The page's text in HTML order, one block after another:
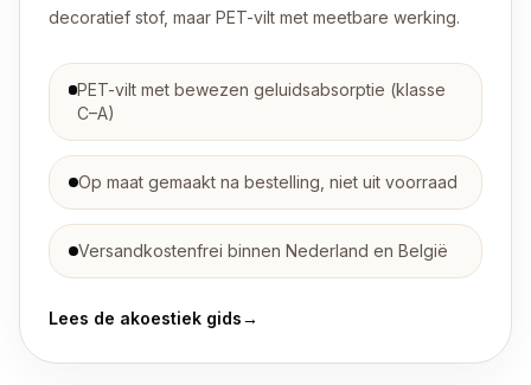
decoratief stof, maar PET-vilt met meetbare werking.
PET-vilt met bewezen geluidsabsorptie (klasse
C–A)
Op maat gemaakt na bestelling, niet uit voorraad
Versandkostenfrei binnen Nederland en België
Lees de akoestiek gids→